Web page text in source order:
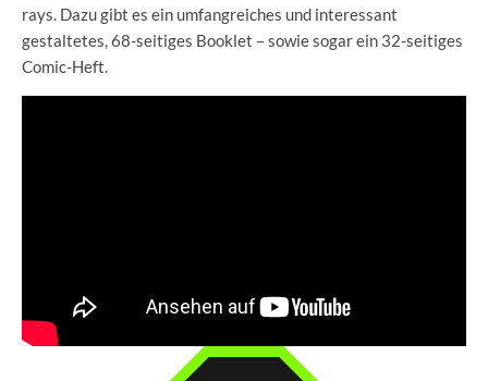
rays. Dazu gibt es ein umfangreiches und interessant
gestaltetes, 68-seitiges Booklet – sowie sogar ein 32-seitiges
Comic-Heft.